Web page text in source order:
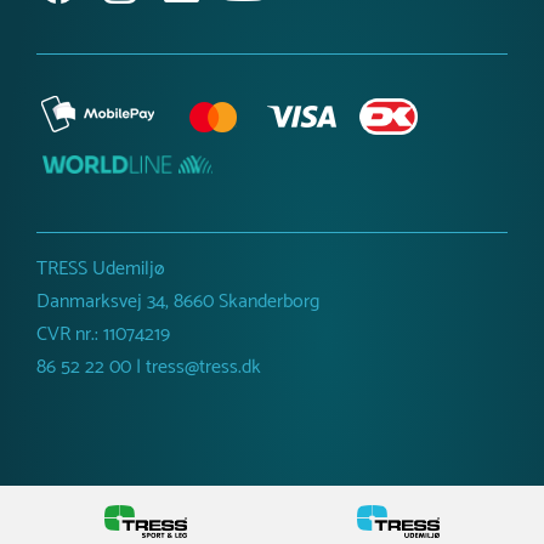
TRESS Udemiljø
Danmarksvej 34, 8660 Skanderborg
CVR nr.: 11074219
86 52 22 00 | tress@tress.dk